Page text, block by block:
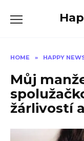
HOME » HAPPY
Můj
žárlivostí